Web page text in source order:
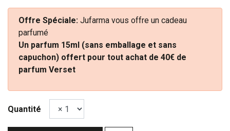
Offre Spéciale: Jufarma vous offre un cadeau
parfumé
Un parfum 15ml (sans emballage et sans
capuchon) offert pour tout achat de 40€ de
parfum Verset
Quantité